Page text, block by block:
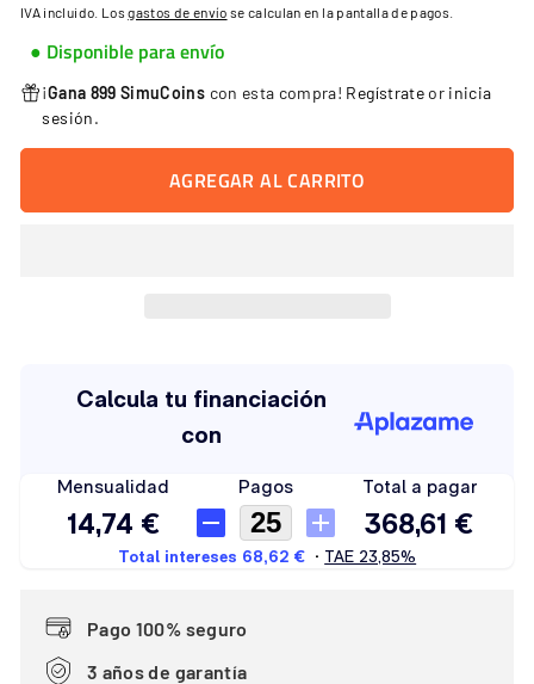
habitual
IVA incluido. Losgastos de envío se calculan en la pantalla de pagos.
● Disponible para envío
¡Gana 899 SimuCoins con esta compra! Regístrateor inicia
sesión.
AGREGAR AL CARRITO
Pago 100% seguro
3 años de garantía